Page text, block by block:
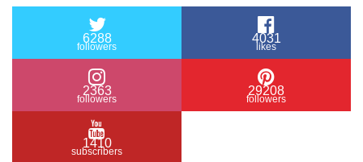
6288
followers
4031
likes
2363
followers
29208
followers
1410
subscribers